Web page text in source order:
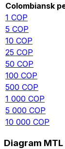
Colombiansk
1 COP
5 COP
10 COP
25 COP
50 COP
100 COP
500 COP
1 000 COP
5 000 COP
10 000 COP
Diagram MTL